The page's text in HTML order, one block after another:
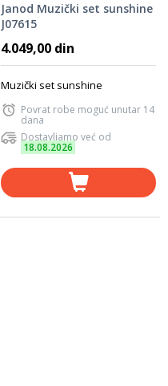
Janod Muzički set sunshine
J07615
4.049,00 din
Muzički set sunshine
Povrat robe moguć unutar 14
dana
Dostavljamo već od
18.08.2026